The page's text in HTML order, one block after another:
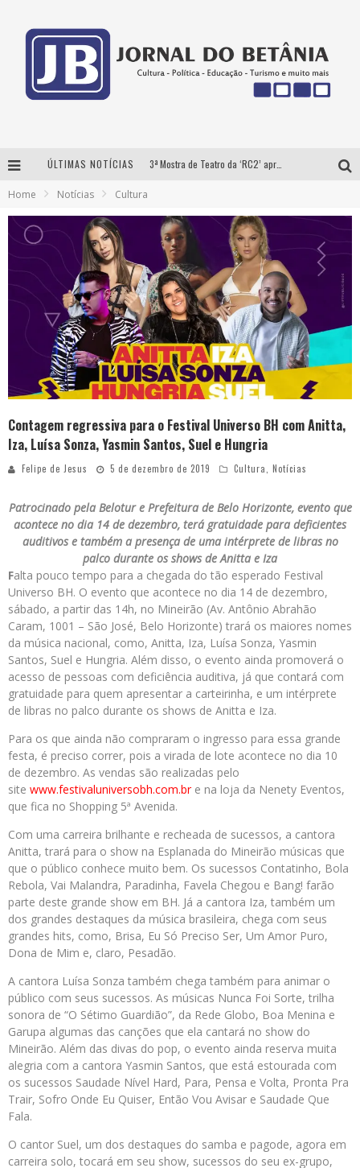
ÚLTIMAS NOTÍCIAS 3ª Mostra de Teatro da ‘RC2’ apresenta ‘seis espetáculos’ imperdíveis para o público ‘infantil e adulto’ assistir no conforto de casa pelo canal do Youtube
‘AS NOITES MAL DORMIDAS DE CAIO JOCHEM’ é a nova obra do escritor mineiro Raphael Juliano
Home Notícias Cultura
Contagem regressiva para o Festival Universo BH com Anitta,
Iza, Luísa Sonza, Yasmin Santos, Suel e Hungria
Felipe de Jesus 5 de dezembro de 2019 Cultura, Notícias
Patrocinado pela Belotur e Prefeitura de Belo Horizonte, evento que
acontece no dia 14 de dezembro, terá gratuidade para deficientes
auditivos e também a presença de uma intérprete de libras no
palco durante os shows de Anitta e Iza
Falta pouco tempo para a chegada do tão esperado Festival
Universo BH. O evento que acontece no dia 14 de dezembro,
sábado, a partir das 14h, no Mineirão (Av. Antônio Abrahão
Caram, 1001 – São José, Belo Horizonte) trará os maiores nomes
da música nacional, como, Anitta, Iza, Luísa Sonza, Yasmin
Santos, Suel e Hungria. Além disso, o evento ainda promoverá o
acesso de pessoas com deficiência auditiva, já que contará com
gratuidade para quem apresentar a carteirinha, e um intérprete
de libras no palco durante os shows de Anitta e Iza.
Para os que ainda não compraram o ingresso para essa grande
festa, é preciso correr, pois a virada de lote acontece no dia 10
de dezembro. As vendas são realizadas pelo
site www.festivaluniversobh.com.bre na loja da Nenety Eventos,
que fica no Shopping 5ª Avenida.
Com uma carreira brilhante e recheada de sucessos, a cantora
Anitta, trará para o show na Esplanada do Mineirão músicas que
que o público conhece muito bem. Os sucessos Contatinho, Bola
Rebola, Vai Malandra, Paradinha, Favela Chegou e Bang! farão
parte deste grande show em BH. Já a cantora Iza, também um
dos grandes destaques da música brasileira, chega com seus
grandes hits, como, Brisa, Eu Só Preciso Ser, Um Amor Puro,
Dona de Mim e, claro, Pesadão.
A cantora Luísa Sonza também chega também para animar o
público com seus sucessos. As músicas Nunca Foi Sorte, trilha
sonora de “O Sétimo Guardião”, da Rede Globo, Boa Menina e
Garupa algumas das canções que ela cantará no show do
Mineirão. Além das divas do pop, o evento ainda reserva muita
alegria com a cantora Yasmin Santos, que está estourada com
os sucessos Saudade Nível Hard, Para, Pensa e Volta, Pronta Pra
Trair, Sofro Onde Eu Quiser, Então Vou Avisar e Saudade Que
Fala.
O cantor Suel, um dos destaques do samba e pagode, agora em
carreira solo, tocará em seu show, sucessos do seu ex-grupo,